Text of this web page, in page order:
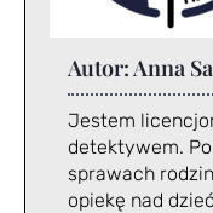
Autor: Anna
Jestem
detektywem.
sprawach
opiekę nad